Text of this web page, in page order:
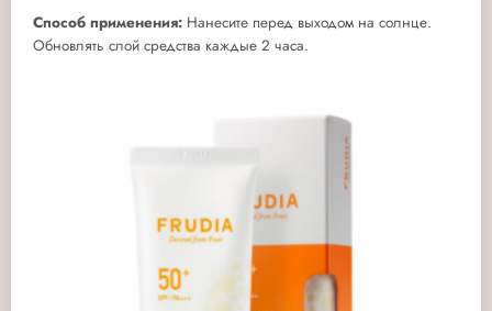
Способ применения: Нанесите перед выходом на солнце.
Обновлять слой средства каждые 2 часа.